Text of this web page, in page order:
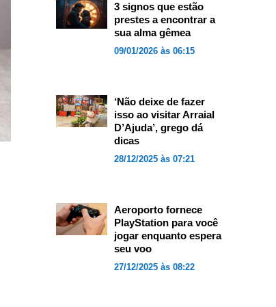
3 signos que estão
prestes a encontrar a
sua alma gêmea
09/01/2026 às 06:15
‘Não deixe de fazer
isso ao visitar Arraial
D’Ajuda’, grego dá
dicas
28/12/2025 às 07:21
Aeroporto fornece
PlayStation para você
jogar enquanto espera
seu voo
27/12/2025 às 08:22